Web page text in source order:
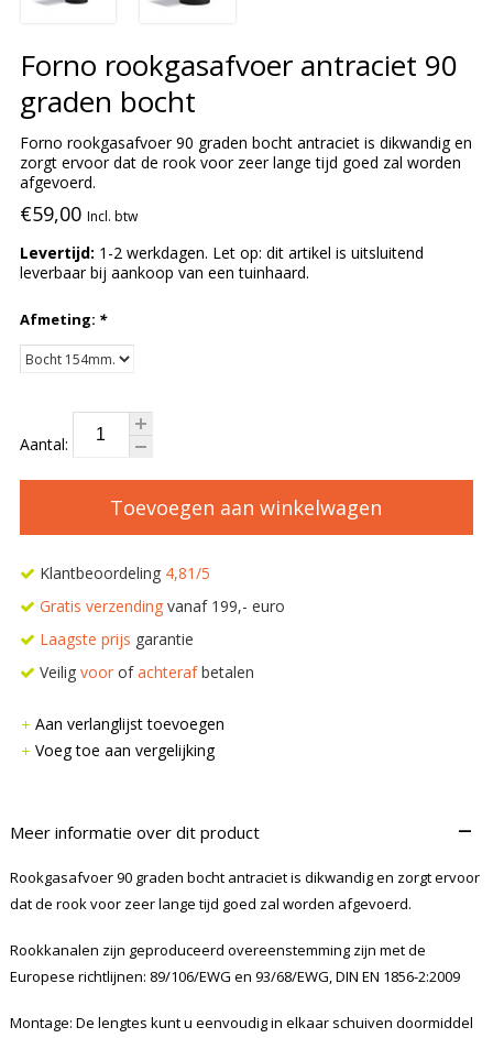
Forno rookgasafvoer antraciet 90
graden bocht
Forno rookgasafvoer 90 graden bocht antraciet is dikwandig en
zorgt ervoor dat de rook voor zeer lange tijd goed zal worden
afgevoerd.
€59,00 Incl. btw
Levertijd: 1-2 werkdagen. Let op: dit artikel is uitsluitend
leverbaar bij aankoop van een tuinhaard.
Afmeting: *
Aantal:
Toevoegen aan winkelwagen
Klantbeoordeling 4,81/5
Gratis verzendingvanaf 199,- euro
Laagste prijs garantie
Veilig voorofachterafbetalen
Aan verlanglijst toevoegen
Voeg toe aan vergelijking
Meer informatie over dit product –
Rookgasafvoer 90 graden bocht antraciet is dikwandig en zorgt ervoor
dat de rook voor zeer lange tijd goed zal worden afgevoerd.
Rookkanalen zijn geproduceerd overeenstemming zijn met de
Europese richtlijnen: 89/106/EWG en 93/68/EWG, DIN EN 1856-2:2009
Montage: De lengtes kunt u eenvoudig in elkaar schuiven doormiddel